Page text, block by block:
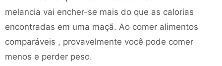
melancia vai encher-se mais do que as calorias
encontradas em uma maçã. Ao comer alimentos
comparáveis ​​, provavelmente você pode comer
menos e perder peso.